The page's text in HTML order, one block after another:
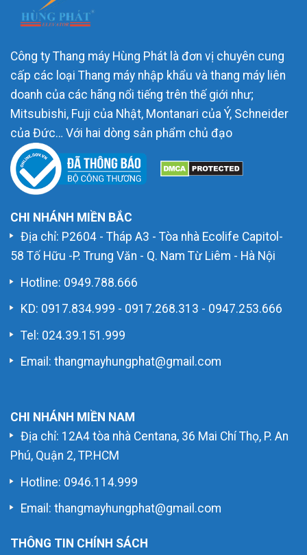
Công ty Thang máy Hùng Phát là đơn vị chuyên cung
cấp các loại Thang máy nhập khẩu và thang máy liên
doanh của các hãng nổi tiếng trên thế giới như;
Mitsubishi, Fuji của Nhật, Montanari của Ý, Schneider
của Đức… Với hai dòng sản phẩm chủ đạo
CHI NHÁNH MIỀN BẮC
Địa chỉ: P2604 - Tháp A3 - Tòa nhà Ecolife Capitol-
58 Tố Hữu -P. Trung Văn - Q. Nam Từ Liêm - Hà Nội
Hotline: 0949.788.666
KD: 0917.834.999 - 0917.268.313 - 0947.253.666
Tel: 024.39.151.999
Email: thangmayhungphat@gmail.com
CHI NHÁNH MIỀN NAM
Địa chỉ: 12A4 tòa nhà Centana, 36 Mai Chí Thọ, P. An
Phú, Quận 2, TP.HCM
Hotline: 0946.114.999
Email: thangmayhungphat@gmail.com
THÔNG TIN CHÍNH SÁCH